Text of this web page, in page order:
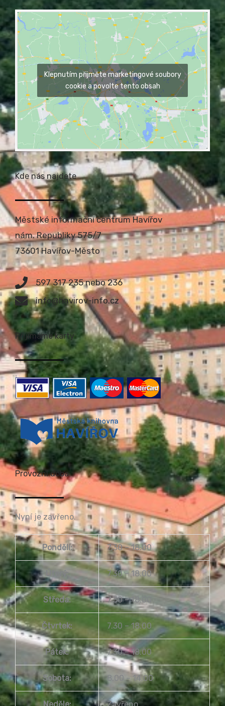
Klepnutím přijměte marketingové soubory
cookie a povolte tento obsah
Kde nás najdete
Městské informační centrum Havířov
nám. Republiky 575/7
73601 Havířov-Město
597 317 235 nebo 236
info@havirov-info.cz
Přijímáme karty
Provozní doba
Nyní je zavřeno.
Pondělí: 7.30 – 18.00
Úterý: 7.30 – 18.00
Středa: 7.30 – 18.00
Čtvrtek: 7.30 – 18.00
Pátek: 7.30 – 18.00
Sobota: 8.00 – 14.00
Neděle: Zavřeno